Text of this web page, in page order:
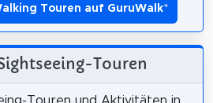
Touren auf GuruWalk*
Touren
Touren und Aktivitäten in